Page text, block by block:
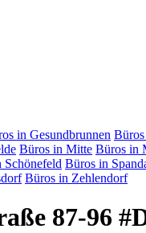
in Gesundbrunnen
Büros in Mitte Büros in
Schönefeld Büros in
Büros in Zehlendorf
87-96